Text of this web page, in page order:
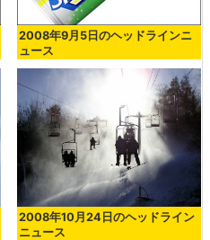
2008年9月5日のヘッドラインニ
ュース
2008年10月24日のヘッドライン
ニュース